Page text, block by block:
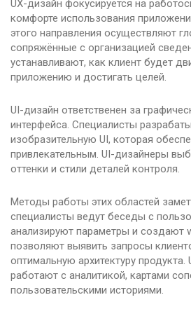
UX-дизайн фокусируется на
комфорте использования
этого направления осуществляют
сопряжённые с организацией
устанавливают, как клиент будет
приложению и достигать целей.
UI-дизайн ответственен за
интерфейса. Специалисты
изобразительную UI, которая
привлекательным. UI-дизайнеры
оттенки и стили деталей контроля.
Методы работы этих областей
специалисты ведут беседы с
анализируют параметры и создают
позволяют выявить запросы
оптимальную архитектуру
работают с аналитикой, картами
пользовательскими историями.